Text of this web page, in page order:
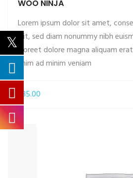
WOO NINJA
Lorem ipsum dolor sit amet,
elit, sed diam nonummy nibh
laoreet dolore magna aliquam
enim ad minim veniam
35.00
ADD TO